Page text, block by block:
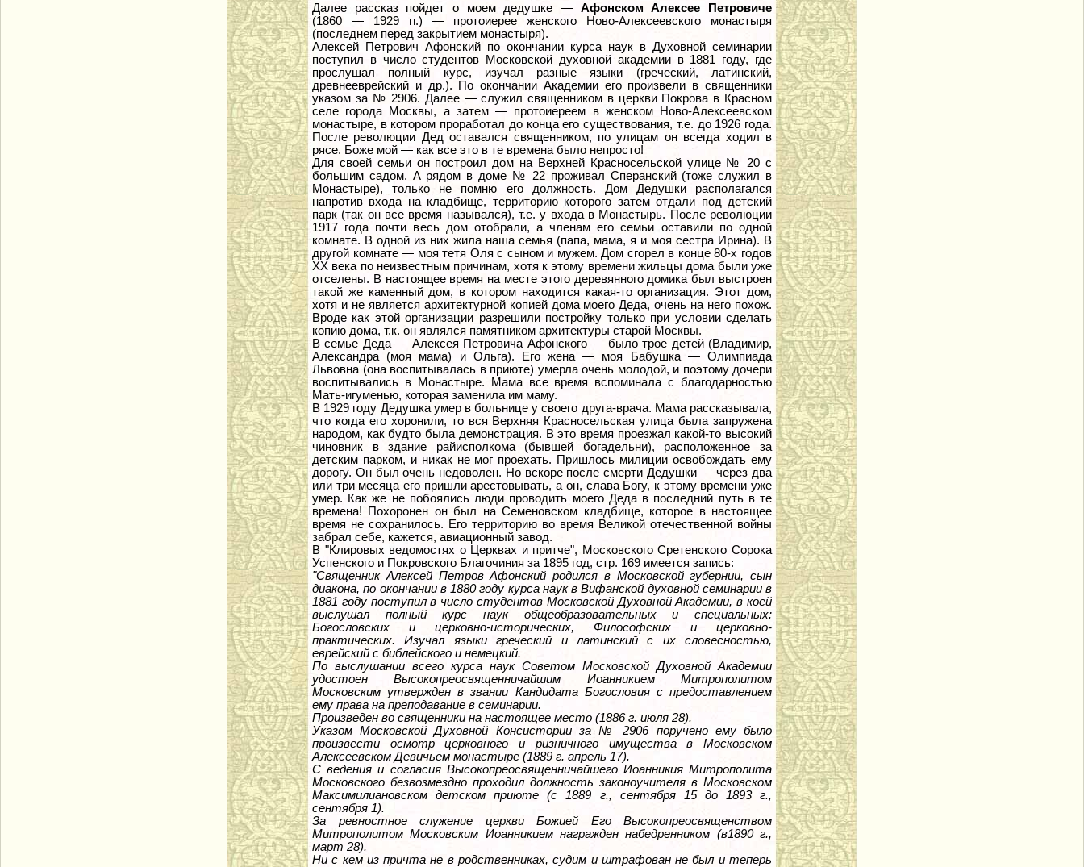
Далее рассказ пойдет о моем дедушке — Афонском Алексее Петровиче
(1860 — 1929 гг.) — протоиерее женского Ново-Алексеевского монастыря
(последнем перед закрытием монастыря).
Алексей Петрович Афонский по окончании курса наук в Духовной семинарии
поступил в число студентов Московской духовной академии в 1881 году, где
прослушал полный курс, изучал разные языки (греческий, латинский,
древнееврейский и др.). По окончании Академии его произвели в священники
указом за № 2906. Далее — служил священником в церкви Покрова в Красном
селе города Москвы, а затем — протоиереем в женском Ново-Алексеевском
монастыре, в котором проработал до конца его существования, т.е. до 1926 года.
После революции Дед оставался священником, по улицам он всегда ходил в
рясе. Боже мой — как все это в те времена было непросто!
Для своей семьи он построил дом на Верхней Красносельской улице № 20 с
большим садом. А рядом в доме № 22 проживал Сперанский (тоже служил в
Монастыре), только не помню его должность. Дом Дедушки располагался
напротив входа на кладбище, территорию которого затем отдали под детский
парк (так он все время назывался), т.е. у входа в Монастырь. После революции
1917 года почти весь дом отобрали, а членам его семьи оставили по одной
комнате. В одной из них жила наша семья (папа, мама, я и моя сестра Ирина). В
другой комнате — моя тетя Оля с сыном и мужем. Дом сгорел в конце 80-х годов
ХХ века по неизвестным причинам, хотя к этому времени жильцы дома были уже
отселены. В настоящее время на месте этого деревянного домика был выстроен
такой же каменный дом, в котором находится какая-то организация. Этот дом,
хотя и не является архитектурной копией дома моего Деда, очень на него похож.
Вроде как этой организации разрешили постройку только при условии сделать
копию дома, т.к. он являлся памятником архитектуры старой Москвы.
В семье Деда — Алексея Петровича Афонского — было трое детей (Владимир,
Александра (моя мама) и Ольга). Его жена — моя Бабушка — Олимпиада
Львовна (она воспитывалась в приюте) умерла очень молодой, и поэтому дочери
воспитывались в Монастыре. Мама все время вспоминала с благодарностью
Мать-игуменью, которая заменила им маму.
В 1929 году Дедушка умер в больнице у своего друга-врача. Мама рассказывала,
что когда его хоронили, то вся Верхняя Красносельская улица была запружена
народом, как будто была демонстрация. В это время проезжал какой-то высокий
чиновник в здание райисполкома (бывшей богадельни), расположенное за
детским парком, и никак не мог проехать. Пришлось милиции освобождать ему
дорогу. Он был очень недоволен. Но вскоре после смерти Дедушки — через два
или три месяца его пришли арестовывать, а он, слава Богу, к этому времени уже
умер. Как же не побоялись люди проводить моего Деда в последний путь в те
времена! Похоронен он был на Семеновском кладбище, которое в настоящее
время не сохранилось. Его территорию во время Великой отечественной войны
забрал себе, кажется, авиационный завод.
В "Клировых ведомостях о Церквах и притче", Московского Сретенского Сорока
Успенского и Покровского Благочиния за 1895 год, стр. 169 имеется запись:
"Священник Алексей Петров Афонский родился в Московской губернии, сын
диакона, по окончании в 1880 году курса наук в Вифанской духовной семинарии в
1881 году поступил в число студентов Московской Духовной Академии, в коей
выслушал полный курс наук общеобразовательных и специальных:
Богословских и церковно-исторических, Философских и церковно-
практических. Изучал языки греческий и латинский с их словесностью,
еврейский с библейского и немецкий.
По выслушании всего курса наук Советом Московской Духовной Академии
удостоен Высокопреосвященничайшим Иоанникием Митрополитом
Московским утвержден в звании Кандидата Богословия с предоставлением
ему права на преподавание в семинарии.
Произведен во священники на настоящее место (1886 г. июля 28).
Указом Московской Духовной Консистории за № 2906 поручено ему было
произвести осмотр церковного и ризничного имущества в Московском
Алексеевском Девичьем монастыре (1889 г. апрель 17).
С ведения и согласия Высокопреосвященничайшего Иоанникия Митрополита
Московского безвозмездно проходил должность законоучителя в Московском
Максимилиановском детском приюте (с 1889 г., сентября 15 до 1893 г.,
сентября 1).
За ревностное служение церкви Божией Его Высокопреосвященством
Митрополитом Московским Иоанникием награжден набедренником (в1890 г.,
март 28).
Ни с кем из причта не в родственниках, судим и штрафован не был и теперь